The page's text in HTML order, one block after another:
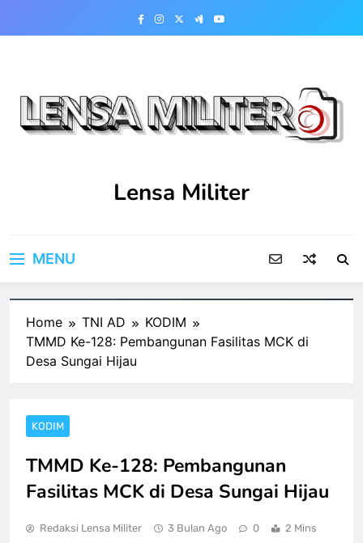
Lensa Militer
MENU
Home TNI AD
KODIM
TMMD Ke-128: Pembangunan Fasilitas MCK di
Desa Sungai Hijau
KODIM
TMMD Ke-128: Pembangunan
Fasilitas MCK di Desa Sungai Hijau
Redaksi Lensa Militer 3 Bulan Ago 0 2 Mins